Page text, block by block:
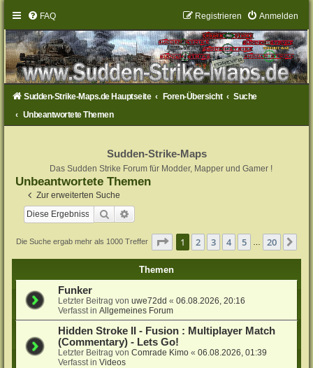
FAQ Anmelden
Registrieren
Sudden-Strike-Maps.de Hauptseite Foren-Übersicht
Suche
Unbeantwortete Themen
Sudden-Strike-Maps
Das Sudden Strike Forum für Modder, Mapper und Gamer !
Unbeantwortete Themen
Zur erweiterten Suche
Suche
Die Suche ergab mehr als 1000 Treffer Seite 1von 20
1 2 3 4 5 20
Themen
Funker
Letzter Beitrag vonuwe72dd «06.08.2026, 20:16
Verfasst inAllgemeines Forum
Hidden Stroke II - Fusion : Multiplayer Match
(Commentary) - Lets Go!
Letzter Beitrag vonComrade Kimo «06.08.2026, 01:39
Verfasst inVideos